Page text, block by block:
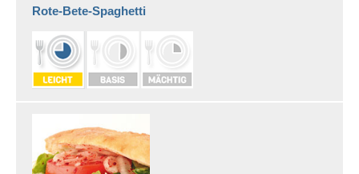
Depression im Kindesalter
Mobbing
Online-Coach
Rote-Bete-Spaghetti